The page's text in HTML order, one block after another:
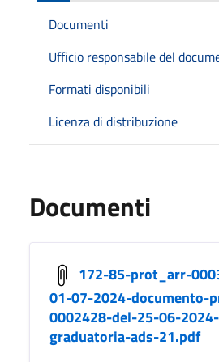
Documenti
Ufficio responsabile del
Formati disponibili
Licenza di distribuzione
Documenti
172-85-prot_arr-
01-07-2024-documento-
0002428-del-25-06-
graduatoria-ads-21.pdf